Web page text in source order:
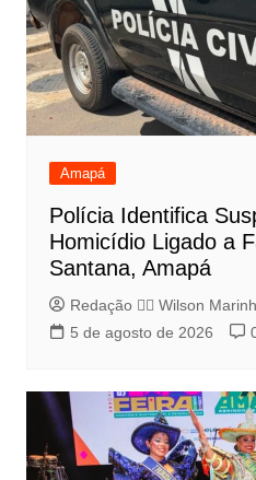
Amapá
Polícia Identifica
Homicídio Ligado a
Santana, Amapá
Redação 👨‍⚖️​ Wilson
5 de agosto de 2026